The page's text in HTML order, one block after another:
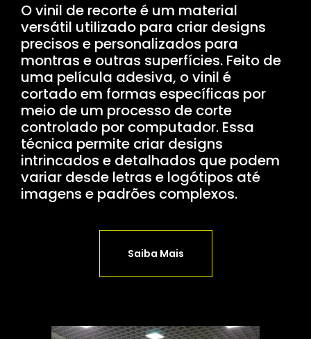
O vinil de recorte é um material
versátil utilizado para criar designs
precisos e personalizados para
montras e outras superfícies. Feito de
uma película adesiva, o vinil é
cortado em formas específicas por
meio de um processo de corte
controlado por computador. Essa
técnica permite criar designs
intrincados e detalhados que podem
variar desde letras e logótipos até
imagens e padrões complexos.
Saiba Mais